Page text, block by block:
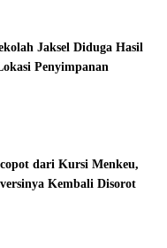
Jaksel Diduga Hasil
Penyimpanan
dari Kursi Menkeu,
Kembali Disorot